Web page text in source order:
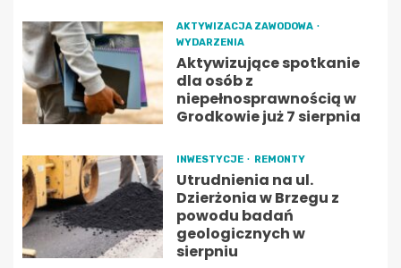
AKTYWIZACJA ZAWODOWA
WYDARZENIA
Aktywizujące spotkanie
dla osób z
niepełnosprawnością w
Grodkowie już 7 sierpnia
INWESTYCJE REMONTY
Utrudnienia na ul.
Dzierżonia w Brzegu z
powodu badań
geologicznych w
sierpniu